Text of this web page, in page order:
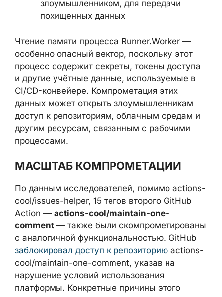
к домену, контролируемому
злоумышленником, для передачи
Чтение памяти процесса Runner.Worker —
особенно опасный вектор, поскольку этот
процесс содержит секреты, токены
доступа и другие учётные данные,
используемые в CI/CD-конвейере.
Компрометация этих данных может
открыть злоумышленникам доступ к
репозиториям, облачным средам и другим
процессами.
МАСШТАБ КОМПРОМЕТАЦИИ
По данным исследователей, помимо
actions-cool/issues-helper, 15 тегов второго
GitHub Action —actions-cool/maintain-one-
comment— также были
скомпрометированы с аналогичной
функциональностью. GitHubзаблокировал
доступ к репозиториюactions-